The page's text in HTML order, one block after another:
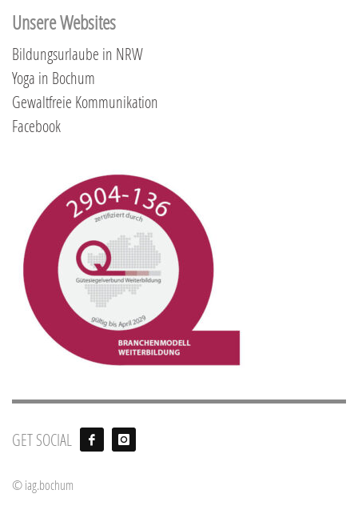
Unsere Websites
Bildungsurlaube in NRW
Yoga in Bochum
Gewaltfreie Kommunikation
Facebook
GET SOCIAL
© iag.bochum